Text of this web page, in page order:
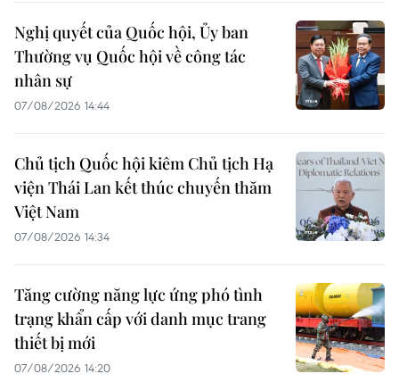
Nghị quyết của Quốc hội, Ủy ban
Thường vụ Quốc hội về công tác
nhân sự
07/08/2026 14:44
Chủ tịch Quốc hội kiêm Chủ tịch Hạ
viện Thái Lan kết thúc chuyến thăm
Việt Nam
07/08/2026 14:34
Tăng cường năng lực ứng phó tình
trạng khẩn cấp với danh mục trang
thiết bị mới
07/08/2026 14:20